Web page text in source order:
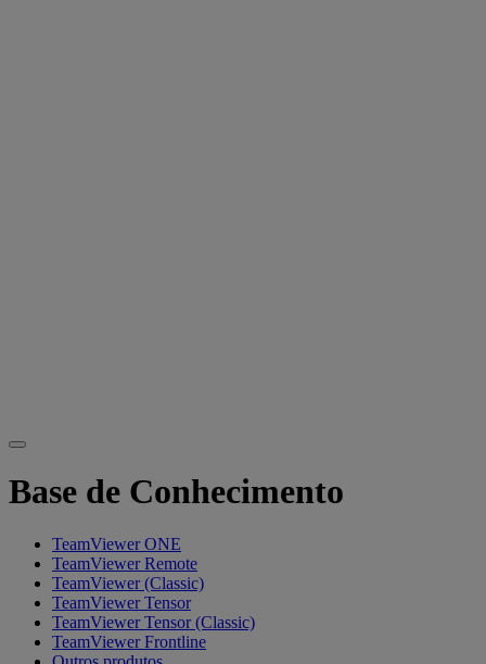
Base de Conhecimento
TeamViewer ONE
TeamViewer Remote
TeamViewer (Classic)
TeamViewer Tensor
TeamViewer Tensor (Classic)
TeamViewer Frontline